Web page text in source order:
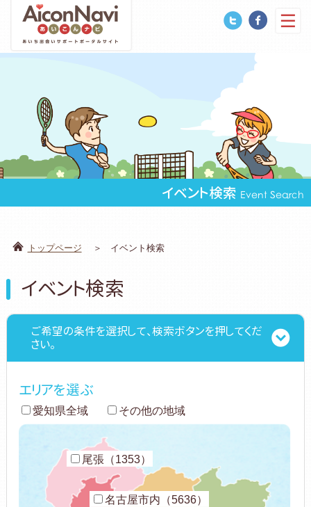
イベント検索 Event Search
トップページ イベント検索
イベント検索
ご希望の条件を選択して、検索ボタンを押してくだ
さい。
エリアを選ぶ
愛知県全域 その他の地域
名古屋市内（5636）
尾張（1353）